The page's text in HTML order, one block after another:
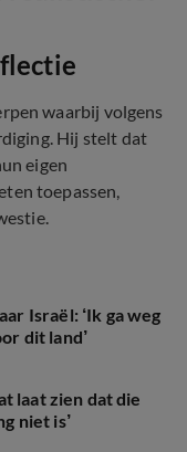
waarbij volgens
Hij stelt dat
eigen
toepassen,
Israël: ‘Ik ga weg
dit land’
laat zien dat die
niet is’